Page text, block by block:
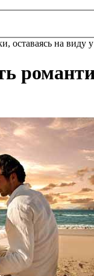
оставаясь на виду